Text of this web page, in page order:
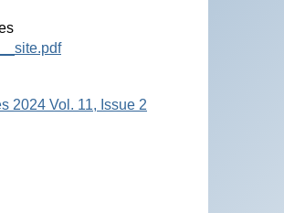
2024 Vol. 11, Issue 2